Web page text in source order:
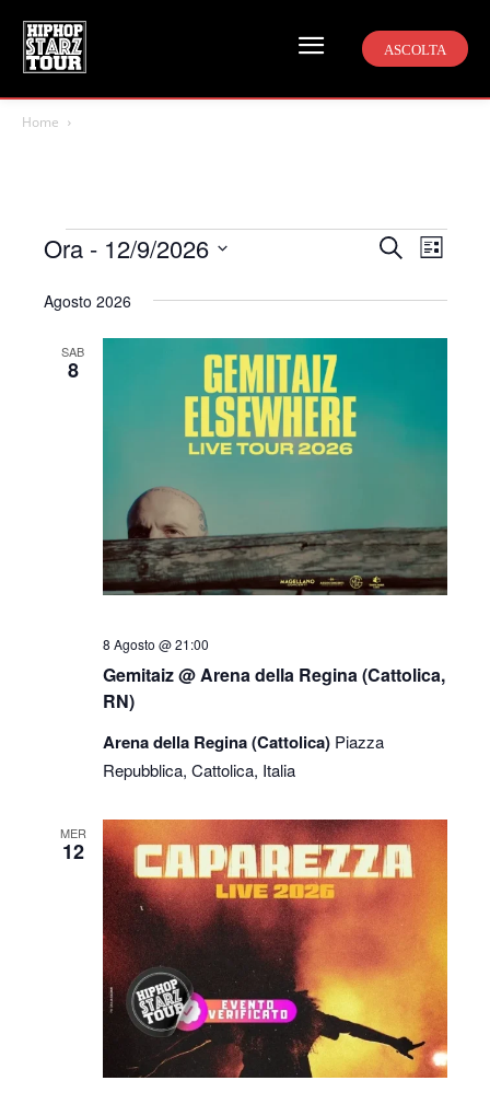
ASCOLTA
Home
Eventi
Eventi
Ricerca
e
CercaLista
Ora - 12/9/2026
la
Agosto 2026
SAB
8
Gemitaiz @ Arena della Regina (Cattolica,
RN)
8 Agosto @ 21:00
Arena della Regina (Cattolica) Piazza
Repubblica, Cattolica, Italia
MER
12